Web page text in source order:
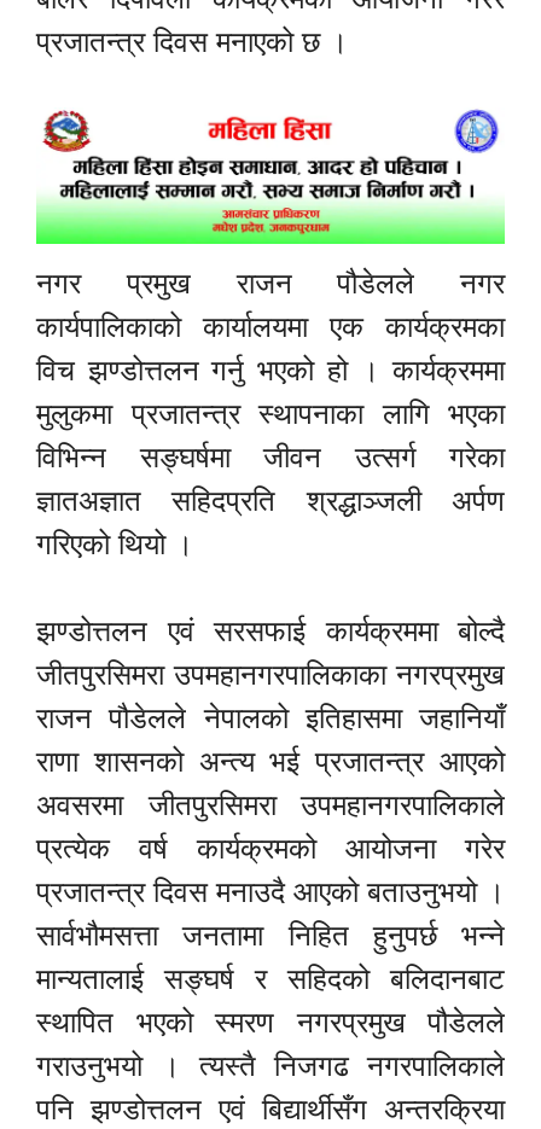
प्रजातन्त्र दिवस मनाएको छ ।
नगर प्रमुख राजन पौडेलले नगर
कार्यपालिकाको कार्यालयमा एक कार्यक्रमका
विच झण्डोत्तलन गर्नु भएको हो । कार्यक्रममा
मुलुकमा प्रजातन्त्र स्थापनाका लागि भएका
विभिन्न सङ्घर्षमा जीवन उत्सर्ग गरेका
ज्ञातअज्ञात सहिदप्रति श्रद्धाञ्जली अर्पण
गरिएको थियो ।
झण्डोत्तलन एवं सरसफाई कार्यक्रममा बोल्दै
जीतपुरसिमरा उपमहानगरपालिकाका नगरप्रमुख
राजन पौडेलले नेपालको इतिहासमा जहानियाँ
राणा शासनको अन्त्य भई प्रजातन्त्र आएको
अवसरमा जीतपुरसिमरा उपमहानगरपालिकाले
प्रत्येक वर्ष कार्यक्रमको आयोजना गरेर
प्रजातन्त्र दिवस मनाउदै आएको बताउनुभयो ।
सार्वभौमसत्ता जनतामा निहित हुनुपर्छ भन्ने
मान्यतालाई सङ्घर्ष र सहिदको बलिदानबाट
स्थापित भएको स्मरण नगरप्रमुख पौडेलले
गराउनुभयो । त्यस्तै निजगढ नगरपालिकाले
पनि झण्डोत्तलन एवं बिद्यार्थीसँग अन्तरक्रिया